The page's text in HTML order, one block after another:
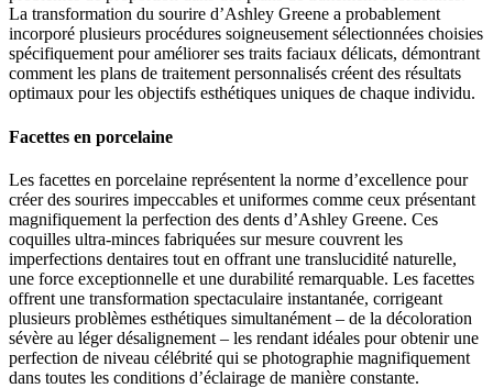
La transformation du sourire d’Ashley Greene a probablement
incorporé plusieurs procédures soigneusement sélectionnées choisies
spécifiquement pour améliorer ses traits faciaux délicats, démontrant
comment les plans de traitement personnalisés créent des résultats
optimaux pour les objectifs esthétiques uniques de chaque individu.
Facettes en porcelaine
Les facettes en porcelaine représentent la norme d’excellence pour
créer des sourires impeccables et uniformes comme ceux présentant
magnifiquement la perfection des dents d’Ashley Greene. Ces
coquilles ultra-minces fabriquées sur mesure couvrent les
imperfections dentaires tout en offrant une translucidité naturelle,
une force exceptionnelle et une durabilité remarquable. Les facettes
offrent une transformation spectaculaire instantanée, corrigeant
plusieurs problèmes esthétiques simultanément – de la décoloration
sévère au léger désalignement – les rendant idéales pour obtenir une
perfection de niveau célébrité qui se photographie magnifiquement
dans toutes les conditions d’éclairage de manière constante.